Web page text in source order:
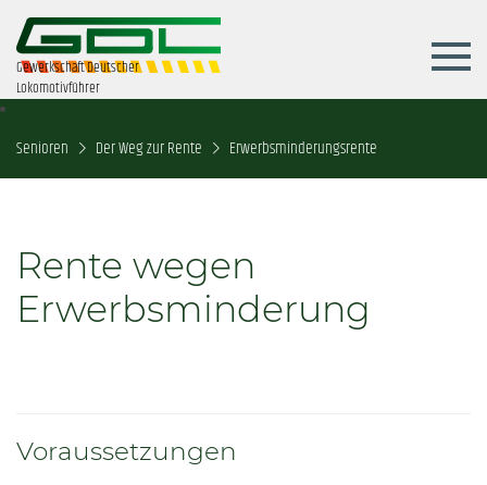
Gewerkschaft Deutscher
Lokomotivführer
Senioren Der Weg zur Rente Erwerbsminderungsrente
Rente wegen
Erwerbsminderung
Voraussetzungen